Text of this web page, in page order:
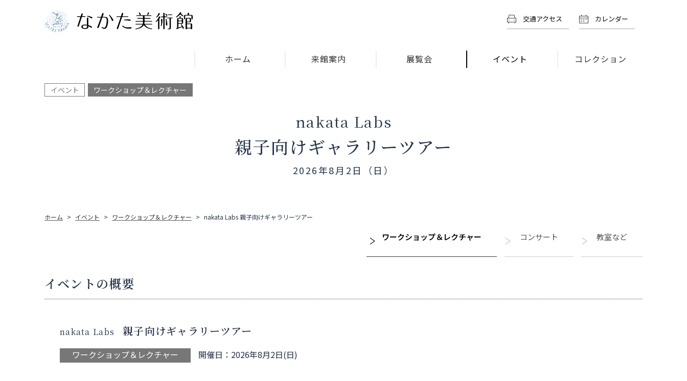
交通アクセス カレンダー
ホーム 来館案内 展覧会 イベント コレクション
イベント ワークショップ＆レクチャー
nakata Labs
親子向けギャラリーツアー
2026年8月2日（日）
ホーム イベント ワークショップ＆レクチャー nakata Labs 親子向けギャラリーツアー
ワークショップ＆レクチャー コンサート 教室など
イベントの概要
nakata Labs 親子向けギャラリーツアー
ワークショップ＆レクチャー 開催日：2026年8月2日(日)